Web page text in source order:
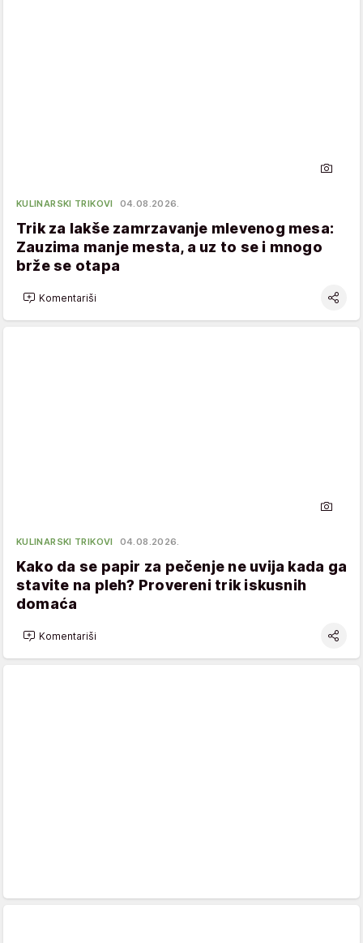
KULINARSKI TRIKOVI 04.08.2026.
Trik za lakše zamrzavanje mlevenog mesa:
Zauzima manje mesta, a uz to se i mnogo
brže se otapa
Komentariši
KULINARSKI TRIKOVI 04.08.2026.
Kako da se papir za pečenje ne uvija kada ga
stavite na pleh? Provereni trik iskusnih
domaća
Komentariši